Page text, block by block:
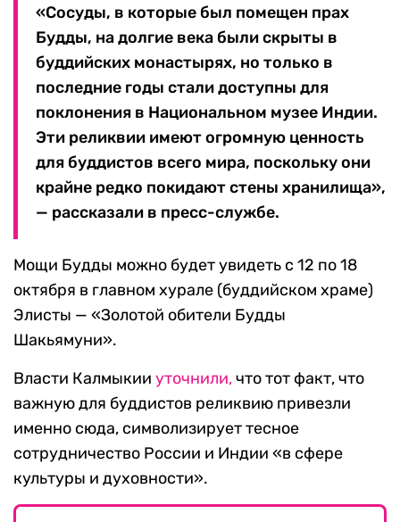
«Сосуды, в которые был помещен прах
Будды, на долгие века были скрыты в
буддийских монастырях, но только в
последние годы стали доступны для
поклонения в Национальном музее Индии.
Эти реликвии имеют огромную ценность
для буддистов всего мира, поскольку они
крайне редко покидают стены хранилища»,
— рассказали в пресс-службе.
Мощи Будды можно будет увидеть с 12 по 18
октября в главном хурале (буддийском храме)
Элисты — «Золотой обители Будды
Шакьямуни».
Власти Калмыкии уточнили,что тот факт, что
важную для буддистов реликвию привезли
именно сюда, символизирует тесное
сотрудничество России и Индии «в сфере
культуры и духовности».